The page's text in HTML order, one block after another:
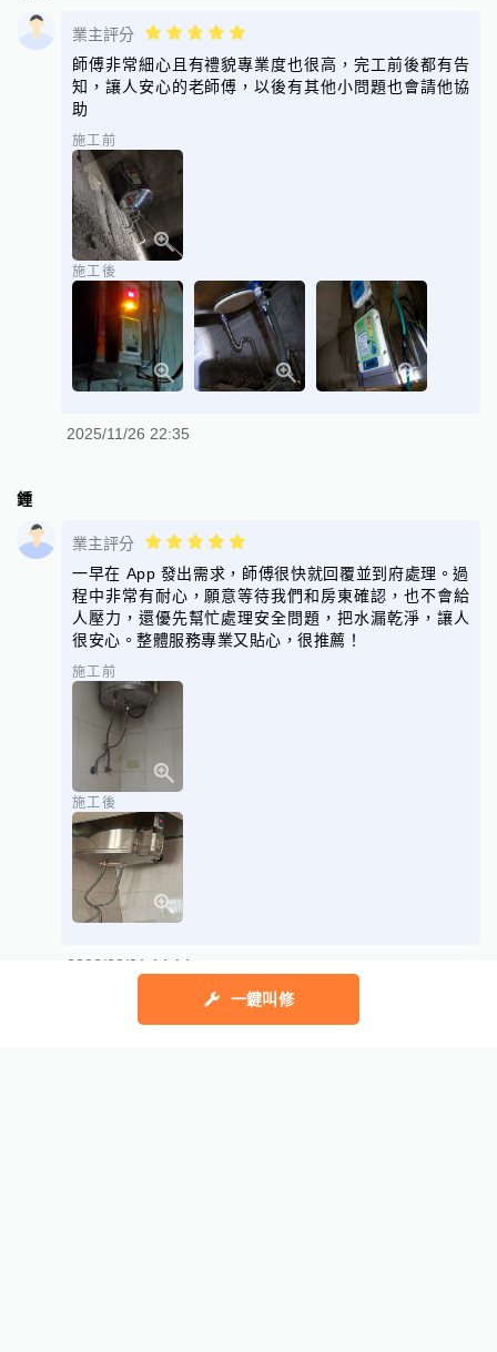
一鍵叫修
業主評分
師傅非常細心且有禮貌專業度也很高，完工前後都有告
知，讓人安心的老師傅，以後有其他小問題也會請他協
助
施工前
施工後
2025/11/26 22:35
鍾
業主評分
一早在 App 發出需求，師傅很快就回覆並到府處理。過
程中非常有耐心，願意等待我們和房東確認，也不會給
人壓力，還優先幫忙處理安全問題，把水漏乾淨，讓人
很安心。整體服務專業又貼心，很推薦！
施工前
施工後
2026/02/21 14:14
展開所有評價